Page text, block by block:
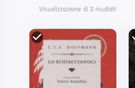
Visualizzazione di 3 risultati